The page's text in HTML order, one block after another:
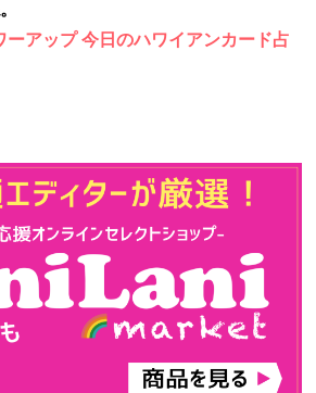
ーアップ 今日のハワイアンカード占